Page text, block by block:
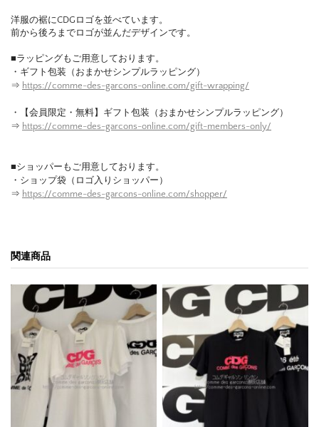
洋服の裾にCDGロゴを並べています。
前から後ろまでロゴが並んだデザインです。
■ラッピングもご用意しております。
・ギフト包装（おまかせシンプルラッピング）
⇒ https://comme-des-garcons-online.com/gift-wrapping/
・【会員限定・無料】ギフト包装（おまかせシンプルラッピング）
⇒ https://comme-des-garcons-online.com/gift-members-only/
■ショッパーもご用意しております。
・ショップ袋（ロゴ入りショッパー）
⇒ https://comme-des-garcons-online.com/shopper/
関連商品